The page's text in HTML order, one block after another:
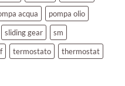
acqua
pompa olio
sliding gear
sm
termostato
thermostat